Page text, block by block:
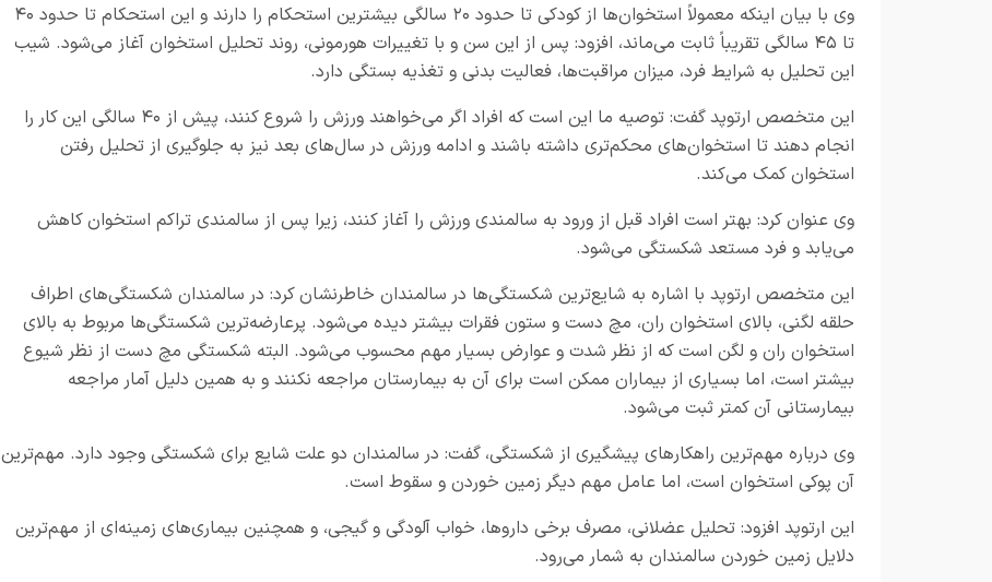
وی با بیان اینکه معمولاً استخوان‌ها از کودکی تا حدود ۲۰ سالگی بیشترین استحکام را دارند و این استحکام تا حدود ۴۰
تا ۴۵ سالگی تقریباً ثابت می‌ماند، افزود: پس از این سن و با تغییرات هورمونی، روند تحلیل استخوان آغاز می‌شود. شیب
این تحلیل به شرایط فرد، میزان مراقبت‌ها، فعالیت بدنی و تغذیه بستگی دارد.
این متخصص ارتوپد گفت: توصیه ما این است که افراد اگر می‌خواهند ورزش را شروع کنند، پیش از ۴۰ سالگی این کار را
انجام دهند تا استخوان‌های محکم‌تری داشته باشند و ادامه ورزش در سال‌های بعد نیز به جلوگیری از تحلیل رفتن
استخوان کمک می‌کند.
وی عنوان کرد: بهتر است افراد قبل از ورود به سالمندی ورزش را آغاز کنند، زیرا پس از سالمندی تراکم استخوان کاهش
می‌یابد و فرد مستعد شکستگی می‌شود.
این متخصص ارتوپد با اشاره به شایع‌ترین شکستگی‌ها در سالمندان خاطرنشان کرد: در سالمندان شکستگی‌های اطراف
حلقه لگنی، بالای استخوان ران، مچ دست و ستون فقرات بیشتر دیده می‌شود. پرعارضه‌ترین شکستگی‌ها مربوط به بالای
استخوان ران و لگن است که از نظر شدت و عوارض بسیار مهم محسوب می‌شود. البته شکستگی مچ دست از نظر شیوع
بیشتر است، اما بسیاری از بیماران ممکن است برای آن به بیمارستان مراجعه نکنند و به همین دلیل آمار مراجعه
بیمارستانی آن کمتر ثبت می‌شود.
وی درباره مهم‌ترین راهکارهای پیشگیری از شکستگی، گفت: در سالمندان دو علت شایع برای شکستگی وجود دارد. مهم‌ترین
آن پوکی استخوان است، اما عامل مهم دیگر زمین خوردن و سقوط است.
این ارتوپد افزود: تحلیل عضلانی، مصرف برخی داروها، خواب‌ آلودگی و گیجی، و همچنین بیماری‌های زمینه‌ای از مهم‌ترین
دلایل زمین خوردن سالمندان به شمار می‌رود.